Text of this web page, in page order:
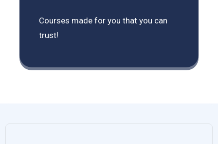
Courses made for you that you can
trust!